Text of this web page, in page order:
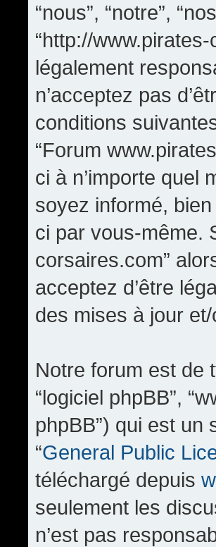
“nous”, “notre”,
“http://
légalement
n’acceptez pas
conditions
“Forum
ci à n’importe quel
soyez informé,
ci par vous-même.
corsaires.com”
acceptez d’être
des mises à jour
Notre forum est de
“logiciel phpBB”,
phpBB”) qui est
“General Public
téléchargé depuis
seulement les
n’est pas